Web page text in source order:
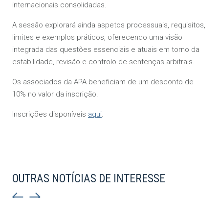
internacionais consolidadas.
A sessão explorará ainda aspetos processuais, requisitos,
limites e exemplos práticos, oferecendo uma visão
integrada das questões essenciais e atuais em torno da
estabilidade, revisão e controlo de sentenças arbitrais.
Os associados da APA beneficiam de um desconto de
10% no valor da inscrição.
Inscrições disponíveis aqui.
OUTRAS NOTÍCIAS DE INTERESSE